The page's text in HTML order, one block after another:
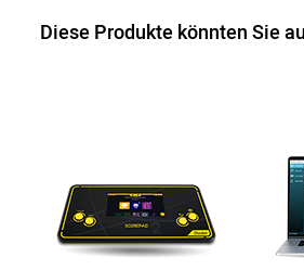
Diese Produkte könnten Sie